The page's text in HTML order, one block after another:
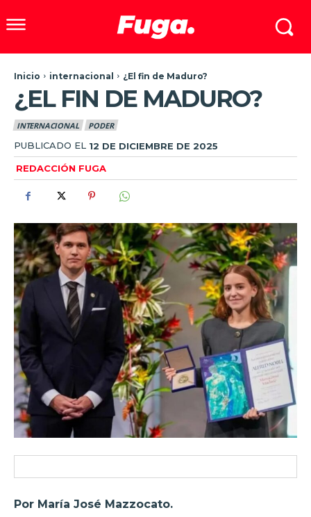
Inicio internacional ¿El fin de Maduro?
¿EL FIN DE MADURO?
INTERNACIONAL PODER
PUBLICADO EL 12 DE DICIEMBRE DE 2025
REDACCIÓN FUGA
Por María José Mazzocato.